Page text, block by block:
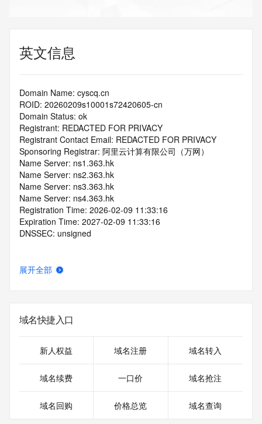
英文信息
Domain Name: cyscq.cn
ROID: 20260209s10001s72420605-cn
Domain Status: ok
Registrant: REDACTED FOR PRIVACY
Registrant Contact Email: REDACTED FOR PRIVACY
Sponsoring Registrar: 阿里云计算有限公司（万网）
Name Server: ns1.363.hk
Name Server: ns2.363.hk
Name Server: ns3.363.hk
Name Server: ns4.363.hk
Registration Time: 2026-02-09 11:33:16
Expiration Time: 2027-02-09 11:33:16
DNSSEC: unsigned
展开全部
域名快捷入口
新人权益 域名注册 域名转入
域名续费 一口价 域名抢注
域名回购 价格总览 域名查询